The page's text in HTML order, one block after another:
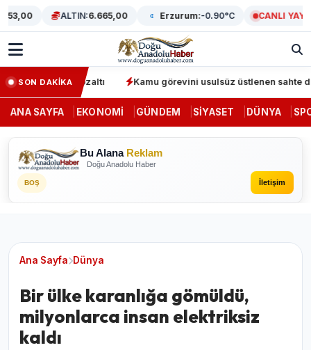
ALTIN:6.665,00 Erzurum:-0.90°C CANLI YAYIN
SON DAKİKA
64 gözaltı Kamu görevini usulsüz üstlenen sahte
ANA SAYFA EKONOMI GÜNDEM SIYASET DÜNYA
Bu Alana Reklam
Doğu Anadolu Haber
BOŞ İletişim
Ana Sayfa Dünya
Bir ülke karanlığa gömüldü,
milyonlarca insan elektriksiz
kaldı